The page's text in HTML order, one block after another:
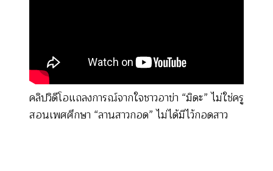
คลิปวิดีโอแถลงการณ์จากใจชาวอาข่า “มิดะ” ไม่ใช่ครู
สอนเพศศึกษา “ลานสาวกอด” ไม่ได้มีไว้กอดสาว